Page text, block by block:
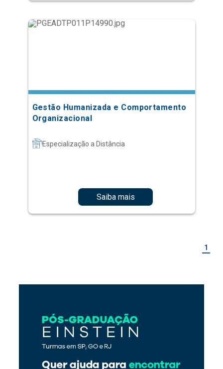
Gestão Humanizada e Comportamento
Organizacional
Especialização a Distância
Saiba mais
1